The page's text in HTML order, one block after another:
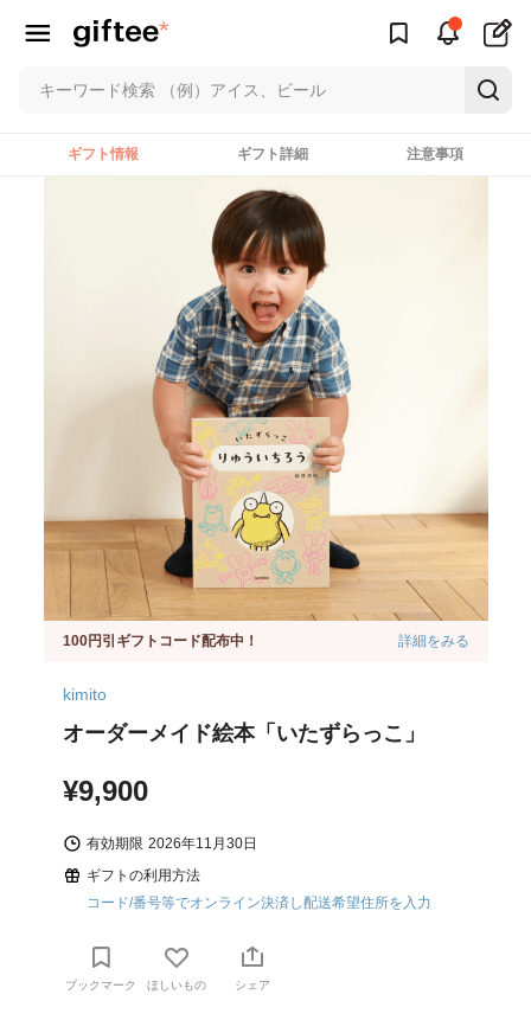
ギフト情報 ギフト詳細 注意事項
100円引ギフトコード配布中！ 詳細をみる
kimito
オーダーメイド絵本「いたずらっこ」
¥9,900
有効期限 2026年11月30日
ギフトの利用方法
コード/番号等でオンライン決済し配送希望住所を入力
ブックマーク ほしいもの シェア